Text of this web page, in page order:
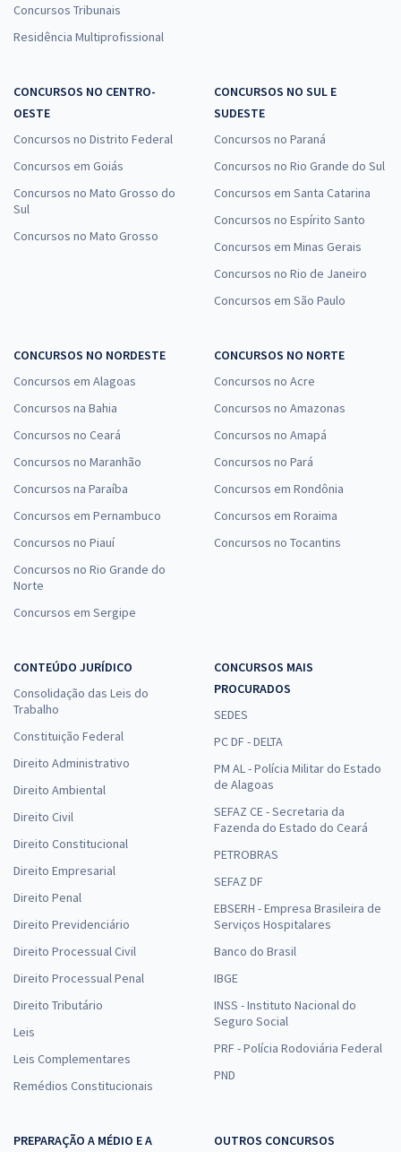
Concursos Tribunais
Residência Multiprofissional
CONCURSOS NO CENTRO-
OESTE
Concursos no Distrito Federal
Concursos em Goiás
Concursos no Mato Grosso do
Sul
Concursos no Mato Grosso
CONCURSOS NO SUL E
SUDESTE
Concursos no Paraná
Concursos no Rio Grande do Sul
Concursos em Santa Catarina
Concursos no Espírito Santo
Concursos em Minas Gerais
Concursos no Rio de Janeiro
Concursos em São Paulo
CONCURSOS NO NORDESTE
Concursos em Alagoas
Concursos na Bahia
Concursos no Ceará
Concursos no Maranhão
Concursos na Paraíba
Concursos em Pernambuco
Concursos no Piauí
Concursos no Rio Grande do
Norte
Concursos em Sergipe
CONCURSOS NO NORTE
Concursos no Acre
Concursos no Amazonas
Concursos no Amapá
Concursos no Pará
Concursos em Rondônia
Concursos em Roraima
Concursos no Tocantins
CONTEÚDO JURÍDICO
Consolidação das Leis do
Trabalho
Constituição Federal
Direito Administrativo
Direito Ambiental
Direito Civil
Direito Constitucional
Direito Empresarial
Direito Penal
Direito Previdenciário
Direito Processual Civil
Direito Processual Penal
Direito Tributário
Leis
Leis Complementares
Remédios Constitucionais
CONCURSOS MAIS
PROCURADOS
SEDES
PC DF - DELTA
PM AL - Polícia Militar do Estado
de Alagoas
SEFAZ CE - Secretaria da
Fazenda do Estado do Ceará
PETROBRAS
SEFAZ DF
EBSERH - Empresa Brasileira de
Serviços Hospitalares
Banco do Brasil
IBGE
INSS - Instituto Nacional do
Seguro Social
PRF - Polícia Rodoviária Federal
PND
PREPARAÇÃO A MÉDIO E A
OUTROS CONCURSOS